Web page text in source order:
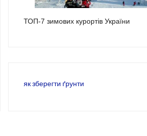
ТОП-7 зимових курортів України
як зберегти ґрунти